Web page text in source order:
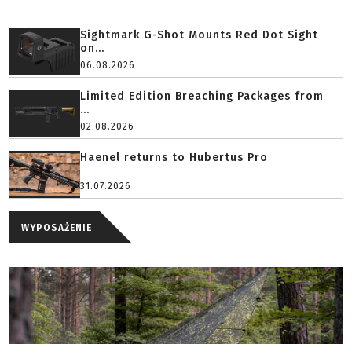
Sightmark G-Shot Mounts Red Dot Sight
on...
06.08.2026
Limited Edition Breaching Packages from
...
02.08.2026
Haenel returns to Hubertus Pro
31.07.2026
WYPOSAŻENIE